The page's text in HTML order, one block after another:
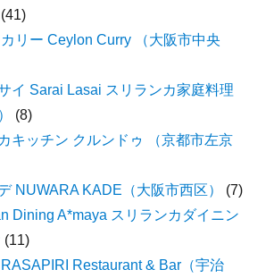
(41)
リー Ceylon Curry （大阪市中央
イ Sarai Lasai スリランカ家庭料理
(8)
キッチン クルンドゥ （京都市左京
NUWARA KADE（大阪市西区）
(7)
Dining A*maya スリランカダイニン
(11)
Restaurant & Bar（宇治